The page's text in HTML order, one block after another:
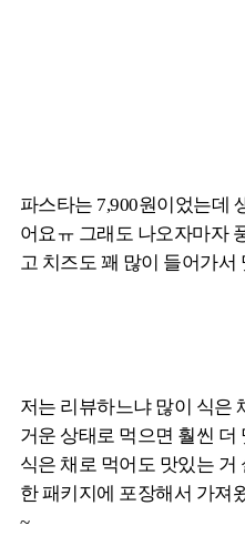
파스타는 7,900원이었는데
어요ㅠ 그래도 나오자마자
고 치즈도 꽤 많이 들어가서
저는 리뷰하느냐 많이 식은
거운 상태로 먹으면 훨씬 더
식은 채로 먹어도 맛있는 거
한 패키지에 포장해서 가져
~